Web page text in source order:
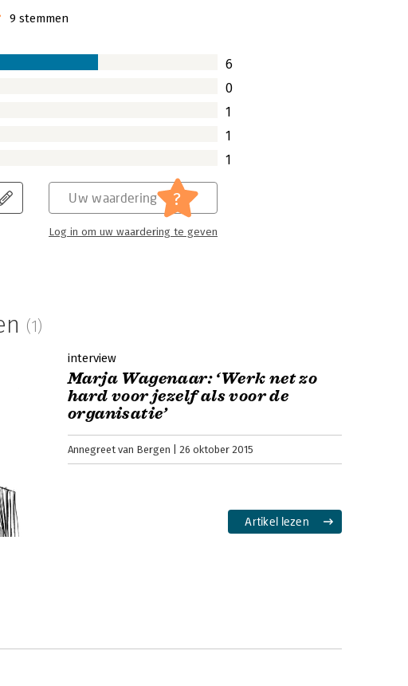
9 stemmen
6
0
1
1
1
Uw waardering ?
Log in om uw waardering te geven
(1)
interview
Marja Wagenaar: ‘Werk net zo
hard voor jezelf als voor de
organisatie’
Annegreet van Bergen 26 oktober 2015
Artikel lezen